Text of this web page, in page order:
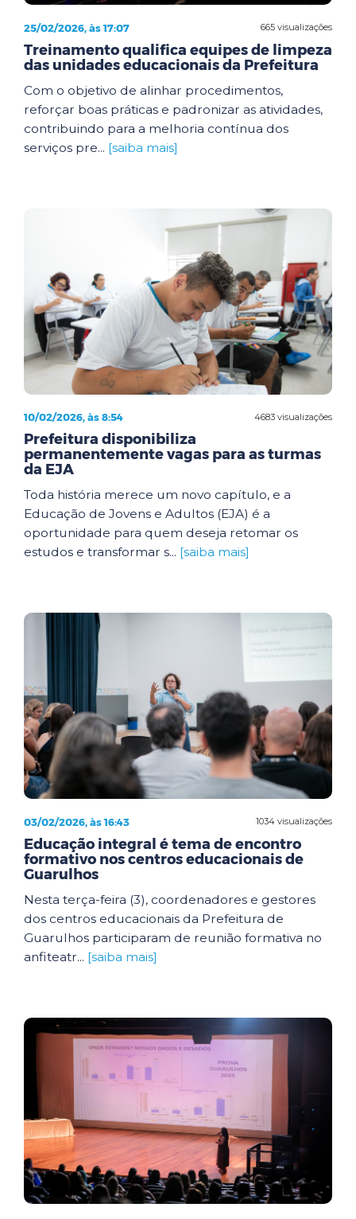
665 visualizações
25/02/2026, às 17:07
Treinamento qualifica equipes de limpeza
das unidades educacionais da Prefeitura
Com o objetivo de alinhar procedimentos,
reforçar boas práticas e padronizar as atividades,
contribuindo para a melhoria contínua dos
serviços pre... [saiba mais]
4683 visualizações
10/02/2026, às 8:54
Prefeitura disponibiliza
permanentemente vagas para as turmas
da EJA
Toda história merece um novo capítulo, e a
Educação de Jovens e Adultos (EJA) é a
oportunidade para quem deseja retomar os
estudos e transformar s... [saiba mais]
1034 visualizações
03/02/2026, às 16:43
Educação integral é tema de encontro
formativo nos centros educacionais de
Guarulhos
Nesta terça-feira (3), coordenadores e gestores
dos centros educacionais da Prefeitura de
Guarulhos participaram de reunião formativa no
anfiteatr... [saiba mais]